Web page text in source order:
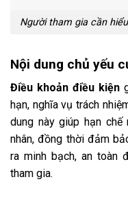
Người tham gia cần
Nội dung chủ yếu
Điều khoản điều kiện
hạn, nghĩa vụ trách
dung này giúp hạn
nhân, đồng thời đảm
ra minh bạch, an toàn
tham gia.